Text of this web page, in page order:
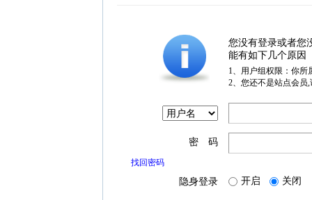
您没有登录或者您
能有如下几个原因
1、用户组权限：你所
2、您还不是站点会员
密 码
找回密码
隐身登录 开启 关闭